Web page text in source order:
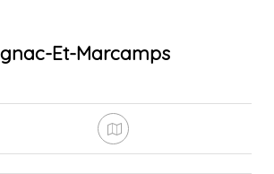
Et-Marcamps